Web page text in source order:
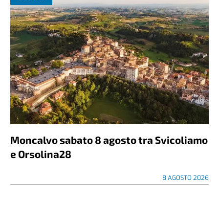
Moncalvo sabato 8 agosto tra Svicoliamo
e Orsolina28
8 AGOSTO 2026